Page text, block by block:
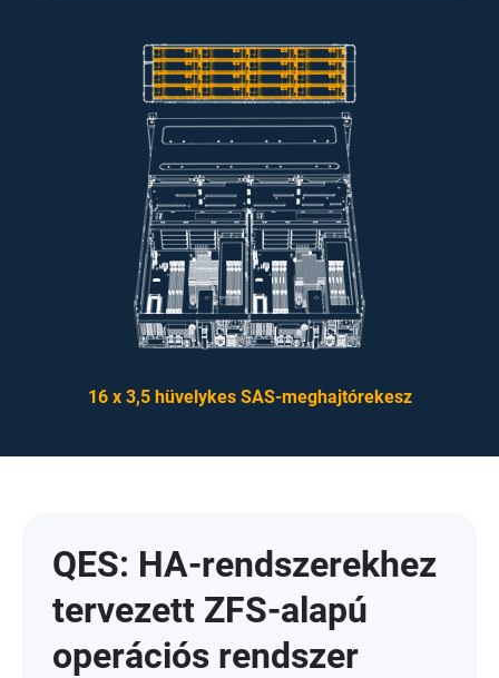
16 x 3,5 hüvelykes SAS-meghajtórekesz
QES: HA-rendszerekhez
tervezett ZFS-alapú
operációs rendszer